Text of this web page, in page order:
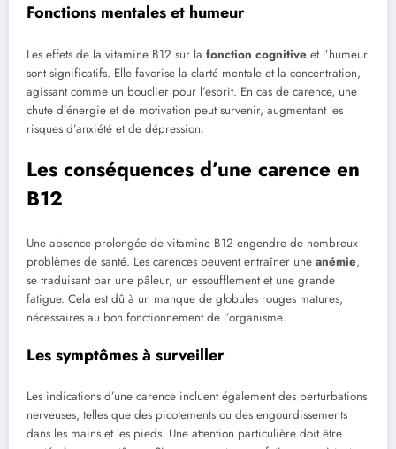
Fonctions mentales et humeur
Les effets de la vitamine B12 sur la fonction cognitive et l’humeur
sont significatifs. Elle favorise la clarté mentale et la concentration,
agissant comme un bouclier pour l’esprit. En cas de carence, une
chute d’énergie et de motivation peut survenir, augmentant les
risques d’anxiété et de dépression.
Les conséquences d’une carence en
B12
Une absence prolongée de vitamine B12 engendre de nombreux
problèmes de santé. Les carences peuvent entraîner une anémie,
se traduisant par une pâleur, un essoufflement et une grande
fatigue. Cela est dû à un manque de globules rouges matures,
nécessaires au bon fonctionnement de l’organisme.
Les symptômes à surveiller
Les indications d’une carence incluent également des perturbations
nerveuses, telles que des picotements ou des engourdissements
dans les mains et les pieds. Une attention particulière doit être